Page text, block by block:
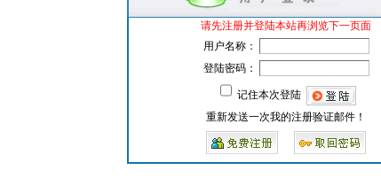
请先注册并登陆本站再浏览下一页面
用户名称：
登陆密码：
记住本次登陆
重新发送一次我的注册验证邮件！